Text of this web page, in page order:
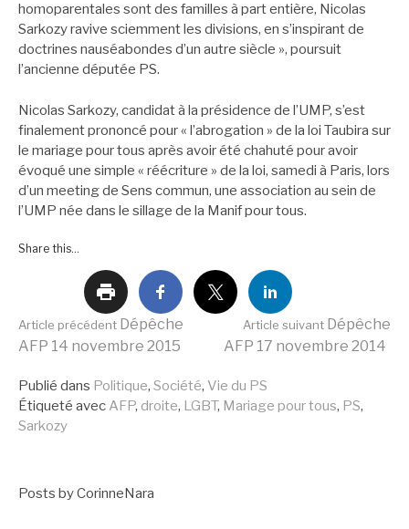
homoparentales sont des familles à part entière, Nicolas
Sarkozy ravive sciemment les divisions, en s’inspirant de
doctrines nauséabondes d’un autre siècle », poursuit
l’ancienne députée PS.
Nicolas Sarkozy, candidat à la présidence de l’UMP, s’est
finalement prononcé pour « l’abrogation » de la loi Taubira sur
le mariage pour tous après avoir été chahuté pour avoir
évoqué une simple « réécriture » de la loi, samedi à Paris, lors
d’un meeting de Sens commun, une association au sein de
l’UMP née dans le sillage de la Manif pour tous.
Share this...
Lire
la
Article précédent Dépêche
AFP 14 novembre 2015
Article suivant Dépêche
AFP 17 novembre 2014
Publié dans Politique, Société, Vie du PS
Étiqueté avec AFP, droite, LGBT, Mariage pour tous, PS,
Sarkozy
Posts by CorinneNara